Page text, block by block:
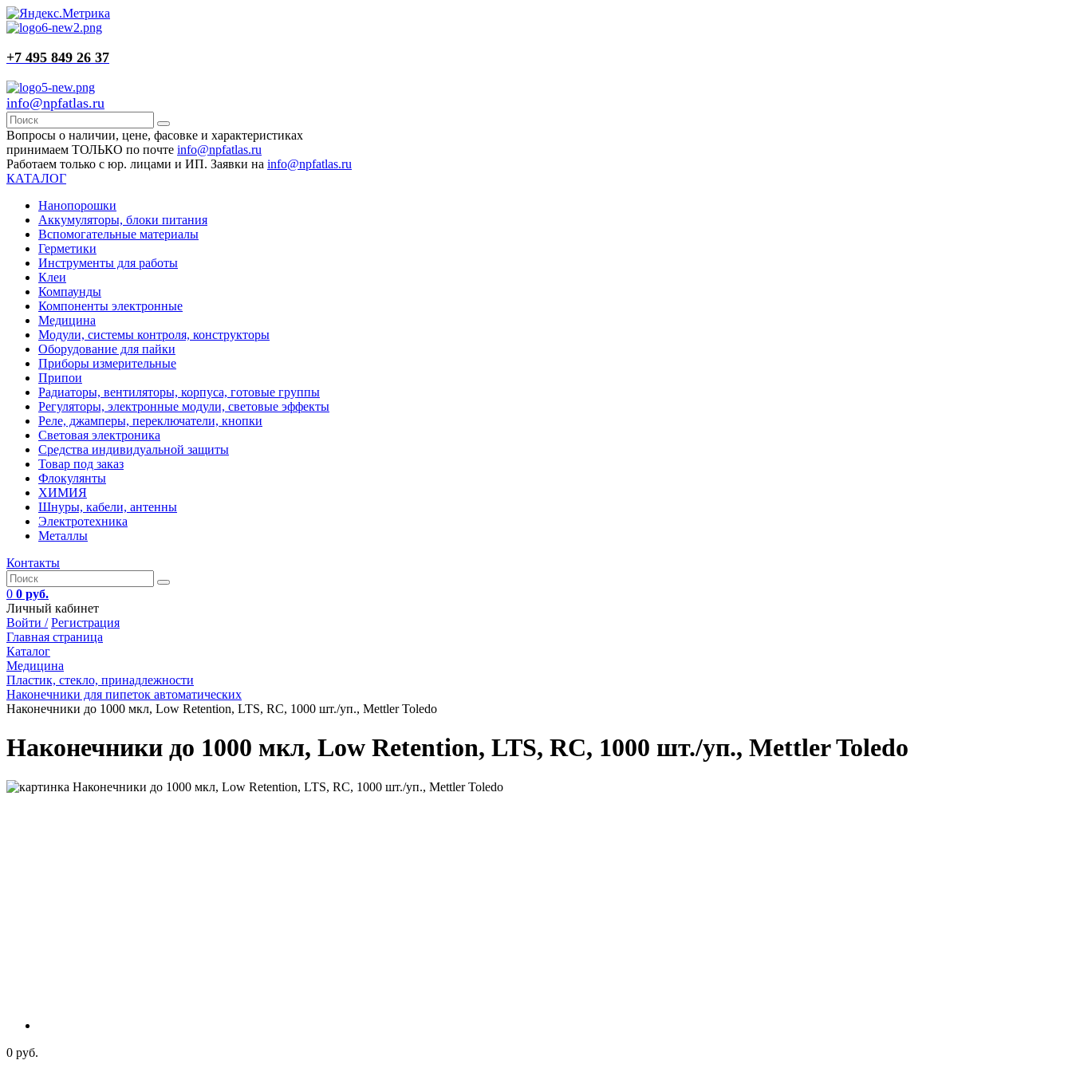
+7 495 849 26 37
info@npfatlas.ru
Вопросы о наличии, цене, фасовке и характеристиках
принимаем ТОЛЬКО по почте info@npfatlas.ru
Работаем только с юр. лицами и ИП. Заявки на info@npfatlas.ru
КАТАЛОГ
Нанопорошки
Аккумуляторы, блоки питания
Вспомогательные материалы
Герметики
Инструменты для работы
Клеи
Компаунды
Компоненты электронные
Медицина
Модули, системы контроля, конструкторы
Оборудование для пайки
Приборы измерительные
Припои
Радиаторы, вентиляторы, корпуса, готовые группы
Регуляторы, электронные модули, световые эффекты
Реле, джамперы, переключатели, кнопки
Световая электроника
Средства индивидуальной защиты
Товар под заказ
Флокулянты
ХИМИЯ
Шнуры, кабели, антенны
Электротехника
Металлы
Контакты
0 0 руб.
Личный кабинет
Войти / Регистрация
Главная страница
Каталог
Медицина
Пластик, стекло, принадлежности
Наконечники для пипеток автоматических
Наконечники до 1000 мкл, Low Retention, LTS, RC, 1000 шт./уп., Mettler Toledo
Наконечники до 1000 мкл, Low Retention, LTS, RC, 1000 шт./уп., Mettler Toledo
0 руб.